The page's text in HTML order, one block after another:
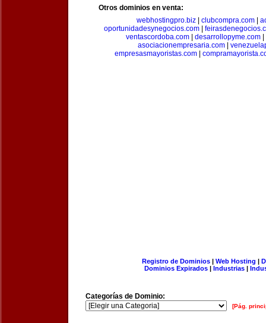
Otros dominios en venta:
webhostingpro.biz| clubcompra.com|
oportunidadesynegocios.com|
ventascordoba.com| desarrollopyme.com|
asociacionempresaria.com
empresasmayoristas.com|
Registro de Dominios| Web Hosting |
Dominios Expirados | Industrias |
Categorías de Dominio:
[Pág.